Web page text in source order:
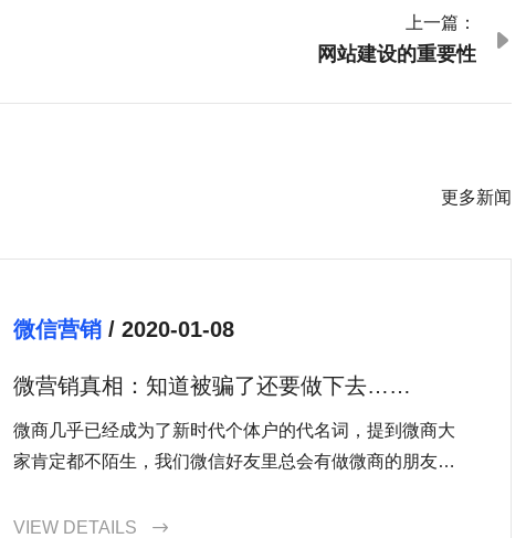
上一篇：
网站建设的重要性

更多新闻
微信营销 / 2020-01-08
微营销真相：知道被骗了还要做下去……
微商几乎已经成为了新时代个体户的代名词，提到微商大
家肯定都不陌生，我们微信好友里总会有做微商的朋友，
药、壮阳药等等，真
VIEW DETAILS 